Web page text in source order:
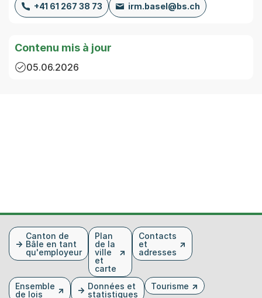
+41 61 267 38 73 irm.basel@bs.ch
Contenu mis à jour
05.06.2026
FusszeileCanton de
Bâle en tant
qu'employeur
Plan
de la
ville
et
carte
Contacts
et
adresses
Ensemble
de lois
Données et
statistiques
Tourisme